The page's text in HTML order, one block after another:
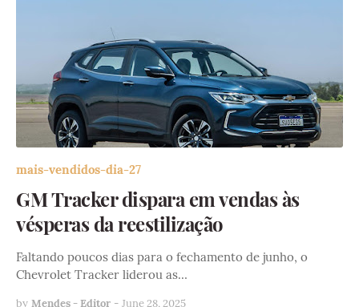
mais-vendidos-dia-27
GM Tracker dispara em vendas às
vésperas da reestilização
Faltando poucos dias para o fechamento de junho, o
Chevrolet Tracker liderou as…
by Mendes - Editor - June 28, 2025